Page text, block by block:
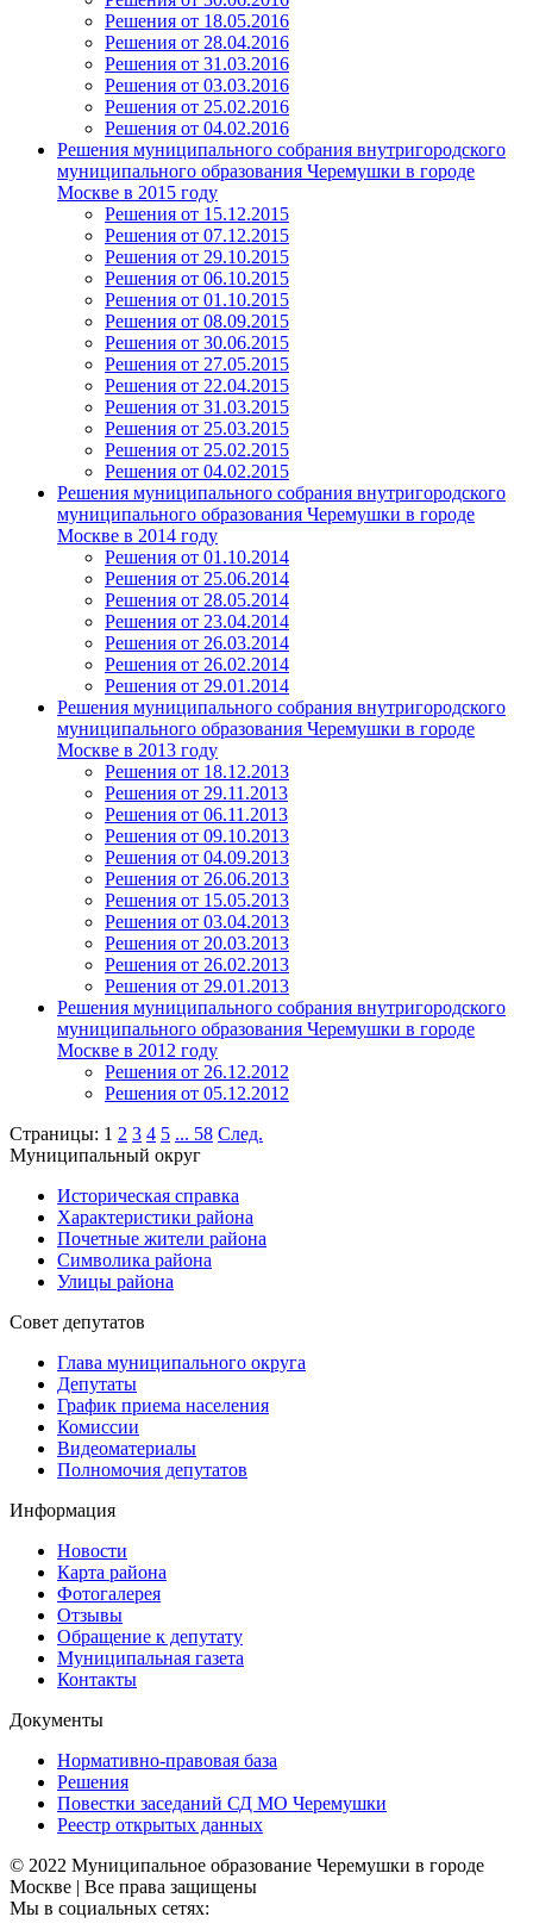
Решения от 18.05.2016
Решения от 28.04.2016
Решения от 31.03.2016
Решения от 03.03.2016
Решения от 25.02.2016
Решения от 04.02.2016
Решения муниципального собрания внутригородского
муниципального образования Черемушки в городе
Москве в 2015 году
Решения от 15.12.2015
Решения от 07.12.2015
Решения от 29.10.2015
Решения от 06.10.2015
Решения от 01.10.2015
Решения от 08.09.2015
Решения от 30.06.2015
Решения от 27.05.2015
Решения от 22.04.2015
Решения от 31.03.2015
Решения от 25.03.2015
Решения от 25.02.2015
Решения от 04.02.2015
Решения муниципального собрания внутригородского
муниципального образования Черемушки в городе
Москве в 2014 году
Решения от 01.10.2014
Решения от 25.06.2014
Решения от 28.05.2014
Решения от 23.04.2014
Решения от 26.03.2014
Решения от 26.02.2014
Решения от 29.01.2014
Решения муниципального собрания внутригородского
муниципального образования Черемушки в городе
Москве в 2013 году
Решения от 18.12.2013
Решения от 29.11.2013
Решения от 06.11.2013
Решения от 09.10.2013
Решения от 04.09.2013
Решения от 26.06.2013
Решения от 15.05.2013
Решения от 03.04.2013
Решения от 20.03.2013
Решения от 26.02.2013
Решения от 29.01.2013
Решения муниципального собрания внутригородского
муниципального образования Черемушки в городе
Москве в 2012 году
Решения от 26.12.2012
Решения от 05.12.2012
Страницы: 1 2 3 4 5 ... 58 След.
Муниципальный округ
Историческая справка
Характеристики района
Почетные жители района
Символика района
Улицы района
Совет депутатов
Глава муниципального округа
Депутаты
График приема населения
Комиссии
Видеоматериалы
Полномочия депутатов
Информация
Новости
Карта района
Фотогалерея
Отзывы
Обращение к депутату
Муниципальная газета
Контакты
Документы
Нормативно-правовая база
Решения
Повестки заседаний СД МО Черемушки
Реестр открытых данных
© 2022 Муниципальное образование Черемушки в городе
Москве | Все права защищены
Мы в социальных сетях: